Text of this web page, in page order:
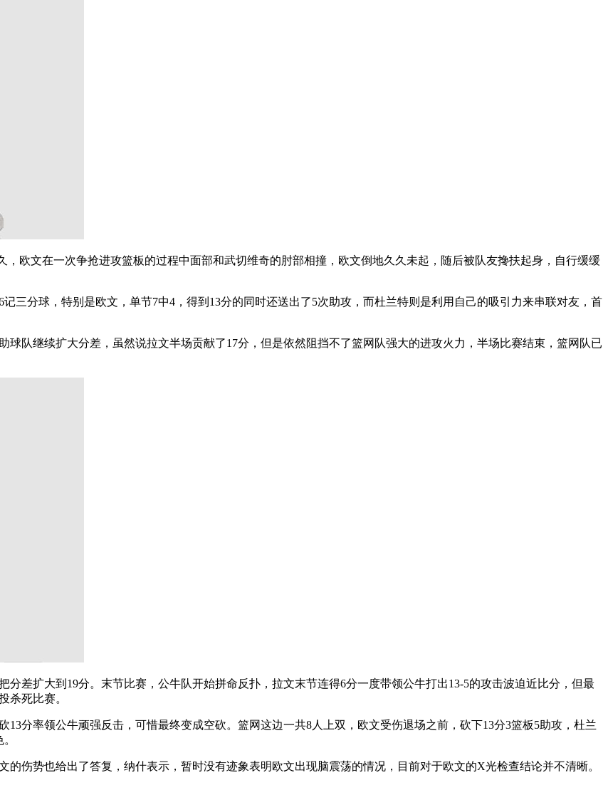
，欧文在一次争抢进攻篮板的过程中面部和武切维奇的肘部相撞，欧文倒地久久未起，随后被队友搀扶起身，自行缓缓
三分球，特别是欧文，单节7中4，得到13分的同时还送出了5次助攻，而杜兰特则是利用自己的吸引力来串联对友，首
队继续扩大分差，虽然说拉文半场贡献了17分，但是依然阻挡不了篮网队强大的进攻火力，半场比赛结束，篮网队已
差扩大到19分。末节比赛，公牛队开始拼命反扑，拉文末节连得6分一度带领公牛打出13-5的攻击波迫近比分，但最
杀死比赛。
分率领公牛顽强反击，可惜最终变成空砍。篮网这边一共8人上双，欧文受伤退场之前，砍下13分3篮板5助攻，杜兰
伤势也给出了答复，纳什表示，暂时没有迹象表明欧文出现脑震荡的情况，目前对于欧文的X光检查结论并不清晰。